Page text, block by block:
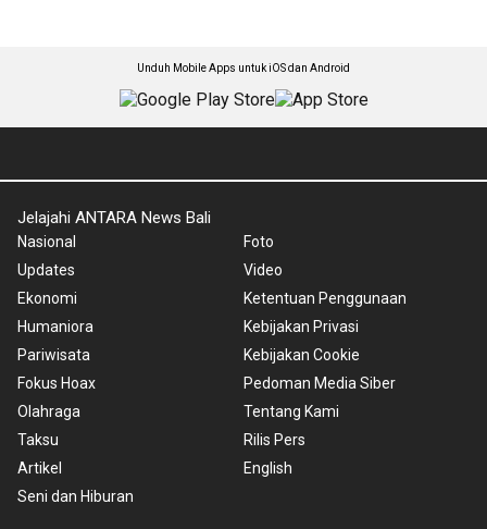
Unduh Mobile Apps untuk iOS dan Android
Jelajahi ANTARA News Bali
Nasional
Updates
Ekonomi
Humaniora
Pariwisata
Fokus Hoax
Olahraga
Taksu
Artikel
Seni dan Hiburan
Foto
Video
Ketentuan Penggunaan
Kebijakan Privasi
Kebijakan Cookie
Pedoman Media Siber
Tentang Kami
Rilis Pers
English